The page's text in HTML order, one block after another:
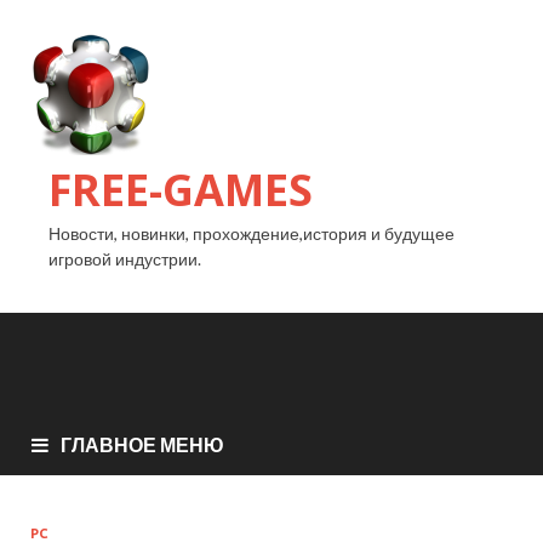
FREE-GAMES
Новости, новинки, прохождение,история и будущее
игровой индустрии.
ГЛАВНОЕ МЕНЮ
PC